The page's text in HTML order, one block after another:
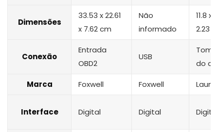
Dimensões
33.53 x 22.61
x 7.62 cm
Não
informado
11.8 x
2.23
Conexão
Entrada
OBD2
USB
do
Marca Foxwell Foxwell
Interface Digital Digital Digital